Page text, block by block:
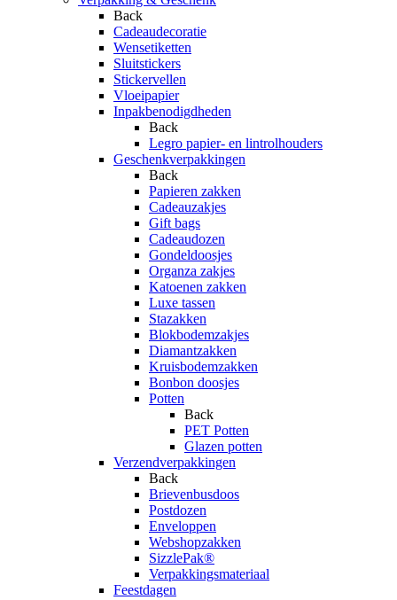
Back
Cadeaudecoratie
Wensetiketten
Sluitstickers
Stickervellen
Vloeipapier
Inpakbenodigdheden
Back
Legro papier- en lintrolhouders
Geschenkverpakkingen
Back
Papieren zakken
Cadeauzakjes
Gift bags
Cadeaudozen
Gondeldoosjes
Organza zakjes
Katoenen zakken
Luxe tassen
Stazakken
Blokbodemzakjes
Diamantzakken
Kruisbodemzakken
Bonbon doosjes
Potten
Back
PET Potten
Glazen potten
Verzendverpakkingen
Back
Brievenbusdoos
Postdozen
Enveloppen
Webshopzakken
SizzlePak®
Verpakkingsmateriaal
Feestdagen